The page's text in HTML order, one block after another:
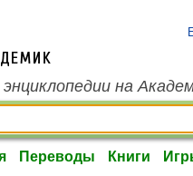
на
Переводы Книги